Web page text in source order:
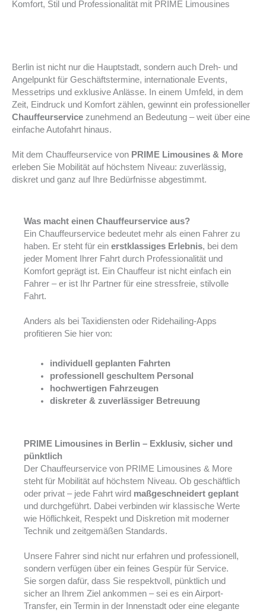
Komfort, Stil und Professionalität mit PRIME Limousines
Berlin ist nicht nur die Hauptstadt, sondern auch Dreh- und
Angelpunkt für Geschäftstermine, internationale Events,
Messetrips und exklusive Anlässe. In einem Umfeld, in dem
Zeit, Eindruck und Komfort zählen, gewinnt ein professioneller
Chauffeurservice zunehmend an Bedeutung – weit über eine
einfache Autofahrt hinaus.
Mit dem Chauffeurservice von PRIME Limousines & More
erleben Sie Mobilität auf höchstem Niveau: zuverlässig,
diskret und ganz auf Ihre Bedürfnisse abgestimmt.
Was macht einen Chauffeurservice aus?
Ein Chauffeurservice bedeutet mehr als einen Fahrer zu
haben. Er steht für ein erstklassiges Erlebnis, bei dem
jeder Moment Ihrer Fahrt durch Professionalität und
Komfort geprägt ist. Ein Chauffeur ist nicht einfach ein
Fahrer – er ist Ihr Partner für eine stressfreie, stilvolle
Fahrt.
Anders als bei Taxidiensten oder Ridehailing-Apps
profitieren Sie hier von:
individuell geplanten Fahrten
professionell geschultem Personal
hochwertigen Fahrzeugen
diskreter & zuverlässiger Betreuung
PRIME Limousines in Berlin – Exklusiv, sicher und
pünktlich
Der Chauffeurservice von PRIME Limousines & More
steht für Mobilität auf höchstem Niveau. Ob geschäftlich
oder privat – jede Fahrt wird maßgeschneidert geplant
und durchgeführt. Dabei verbinden wir klassische Werte
wie Höflichkeit, Respekt und Diskretion mit moderner
Technik und zeitgemäßen Standards.
Unsere Fahrer sind nicht nur erfahren und professionell,
sondern verfügen über ein feines Gespür für Service.
Sie sorgen dafür, dass Sie respektvoll, pünktlich und
sicher an Ihrem Ziel ankommen – sei es ein Airport-
Transfer, ein Termin in der Innenstadt oder eine elegante